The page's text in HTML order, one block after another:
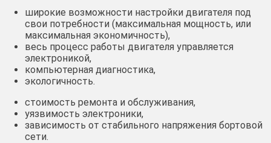
широкие возможности настройки двигателя под
свои потребности (максимальная мощность, или
максимальная экономичность),
весь процесс работы двигателя управляется
электроникой,
компьютерная диагностика,
экологичность.
стоимость ремонта и обслуживания,
уязвимость электроники,
зависимость от стабильного напряжения бортовой
сети.